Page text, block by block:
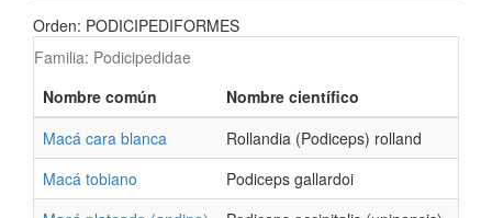
Orden: PODICIPEDIFORMES
Familia: Podicipedidae
Nombre común
Nombre científico
Macá cara blanca
Rollandia (Podiceps) rolland
Macá tobiano
Podiceps gallardoi